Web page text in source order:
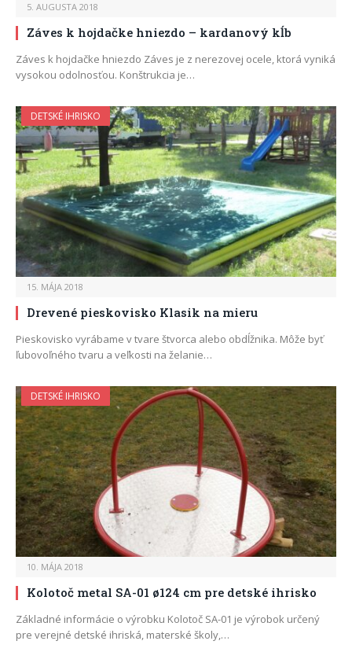
5. AUGUSTA 2018
Záves k hojdačke hniezdo – kardanový kĺb
Záves k hojdačke hniezdo Záves je z nerezovej ocele, ktorá vyniká
vysokou odolnosťou. Konštrukcia je…
DETSKÉ IHRISKO
15. MÁJA 2018
Drevené pieskovisko Klasik na mieru
Pieskovisko vyrábame v tvare štvorca alebo obdĺžnika. Môže byť
ľubovoľného tvaru a veľkosti na želanie…
DETSKÉ IHRISKO
10. MÁJA 2018
Kolotoč metal SA-01 ø124 cm pre detské ihrisko
Základné informácie o výrobku Kolotoč SA-01 je výrobok určený
pre verejné detské ihriská, materské školy,…